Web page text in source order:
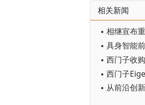
相关新闻
▪ 西门子收